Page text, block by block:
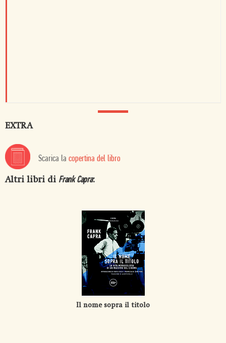
EXTRA
Scarica la copertina del libro
Altri libri di Frank Capra:
Il nome sopra il titolo